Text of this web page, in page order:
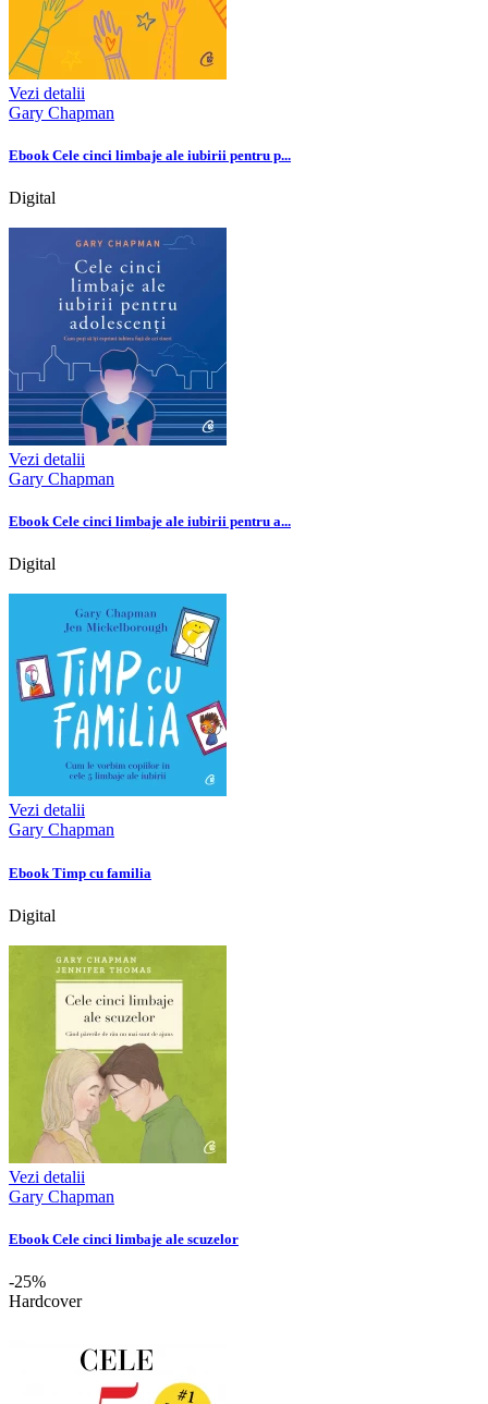
Vezi detalii
Gary Chapman
Ebook Cele cinci limbaje ale iubirii pentru p...
Digital
Vezi detalii
Gary Chapman
Ebook Cele cinci limbaje ale iubirii pentru a...
Digital
Vezi detalii
Gary Chapman
Ebook Timp cu familia
Digital
Vezi detalii
Gary Chapman
Ebook Cele cinci limbaje ale scuzelor
-25%
Hardcover